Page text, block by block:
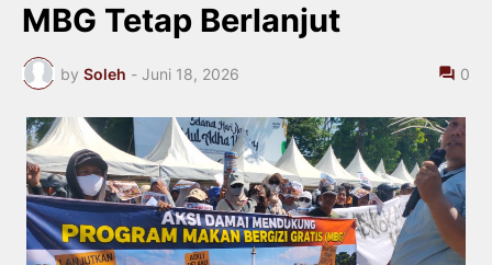
MBG Tetap Berlanjut
by Soleh - Juni 18, 2026 0